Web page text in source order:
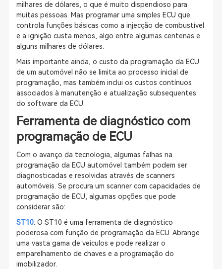
milhares de dólares, o que é muito dispendioso para
muitas pessoas. Mas programar uma simples ECU que
controla funções básicas como a injecção de combustível
e a ignição custa menos, algo entre algumas centenas e
alguns milhares de dólares.
Mais importante ainda, o custo da programação da ECU
de um automóvel não se limita ao processo inicial de
programação, mas também inclui os custos contínuos
associados à manutenção e atualização subsequentes
do software da ECU.
Ferramenta de diagnóstico com
programação de ECU
Com o avanço da tecnologia, algumas falhas na
programação da ECU automóvel também podem ser
diagnosticadas e resolvidas através de scanners
automóveis. Se procura um scanner com capacidades de
programação de ECU, algumas opções que pode
considerar são:
ST10: O ST10 é uma ferramenta de diagnóstico
poderosa com função de programação da ECU. Abrange
uma vasta gama de veículos e pode realizar o
emparelhamento de chaves e a programação do
imobilizador.